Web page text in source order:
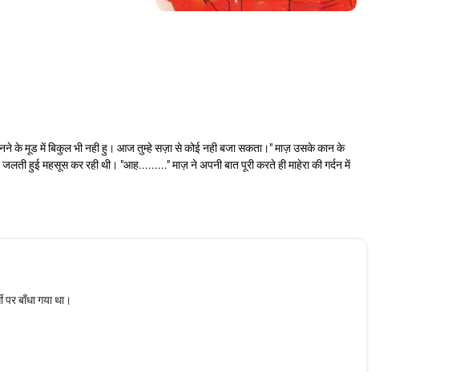
के मूड में बिकुल भी नही हु। आज तुम्हे सज़ा से कोई नही बजा सकता।" माज़ उसके कान के
हुई महसूस कर रही थी। "आह........." माज़ ने अपनी बात पूरी करते ही माहेरा की गर्दन में
बाँधा गया था।